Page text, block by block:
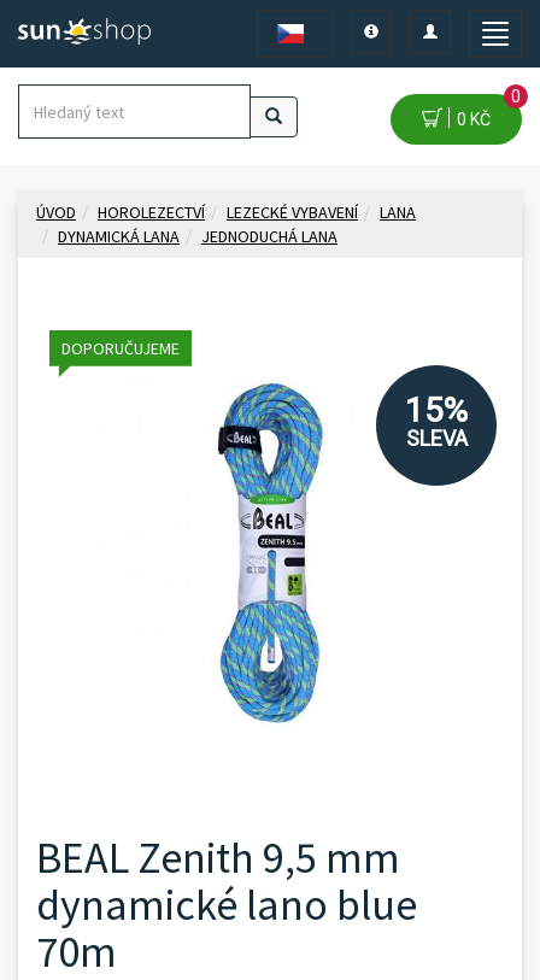
Toggle
Toggle
navigation
Toggle
0 KČ
0
ÚVOD HOROLEZECTVÍ LEZECKÉ VYBAVENÍ
LANA
DYNAMICKÁ LANA
JEDNODUCHÁ LANA
DOPORUČUJEME
15%
SLEVA
BEAL Zenith 9,5 mm
dynamické lano blue
70m